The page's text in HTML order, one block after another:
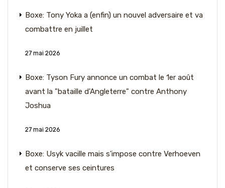
Boxe: Tony Yoka a (enfin) un nouvel adversaire et va
combattre en juillet
27 mai 2026
Boxe: Tyson Fury annonce un combat le 1er août
avant la "bataille d'Angleterre" contre Anthony
Joshua
27 mai 2026
Boxe: Usyk vacille mais s'impose contre Verhoeven
et conserve ses ceintures